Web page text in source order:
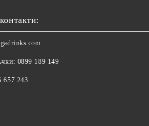
0899 189 149
657 243